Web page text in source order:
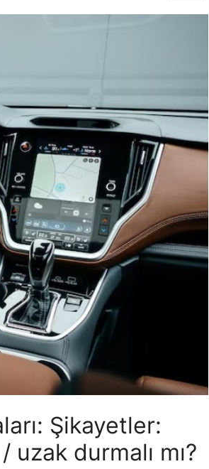
Şikayetler:
uzak durmalı mı?